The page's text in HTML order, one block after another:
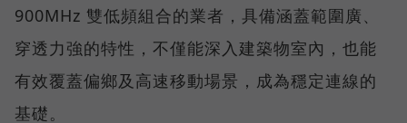
900MHz 雙低頻組合的業者，具備涵蓋範圍廣、
穿透力強的特性，不僅能深入建築物室內，也能
有效覆蓋偏鄉及高速移動場景，成為穩定連線的
基礎。